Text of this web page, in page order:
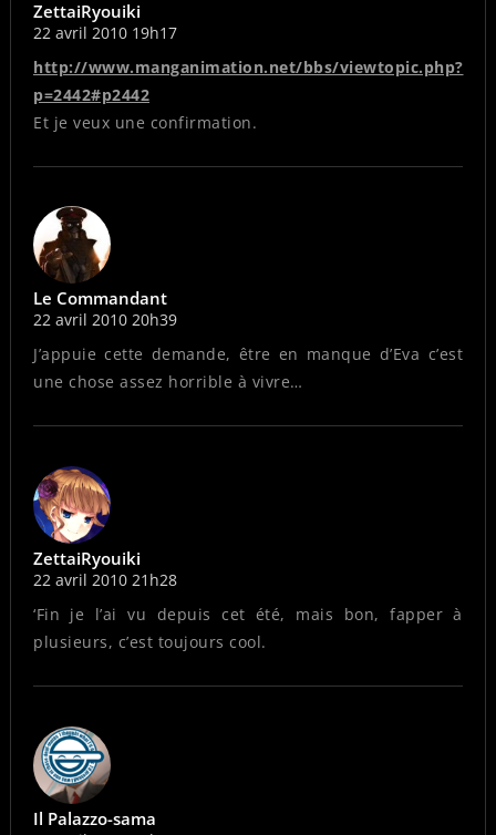
ZettaiRyouiki
22 avril 2010 19h17
http://www.manganimation.net/bbs/viewtopic.php?
p=2442#p2442
Et je veux une confirmation.
Le Commandant
22 avril 2010 20h39
J’appuie cette demande, être en manque d’Eva c’est
une chose assez horrible à vivre…
ZettaiRyouiki
22 avril 2010 21h28
‘Fin je l’ai vu depuis cet été, mais bon, fapper à
plusieurs, c’est toujours cool.
Il Palazzo-sama